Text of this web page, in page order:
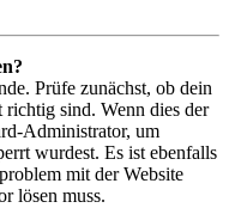
Prüfe zunächst, ob dein
richtig sind. Wenn dies der
Administrator, um
wurdest. Es ist ebenfalls
mit der Website
lösen muss.